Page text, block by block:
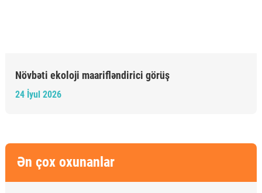
Növbəti ekoloji maarifləndirici görüş
24 İyul 2026
Ən çox oxunanlar